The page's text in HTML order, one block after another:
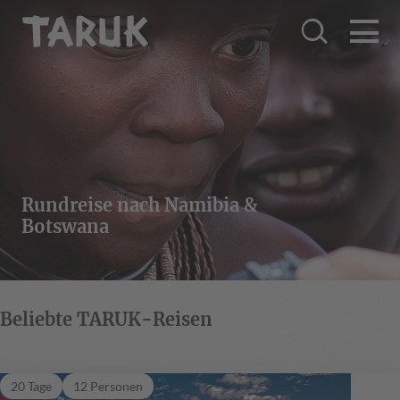
Rundreise nach Namibia &
Botswana
Beliebte TARUK-Reisen
20 Tage 12 Personen
Welwitschia